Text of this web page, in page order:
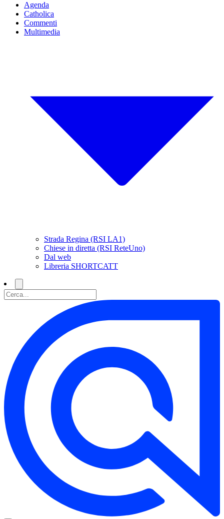
Agenda
Catholica
Commenti
Multimedia
Strada Regina (RSI LA1)
Chiese in diretta (RSI ReteUno)
Dal web
Libreria SHORTCATT